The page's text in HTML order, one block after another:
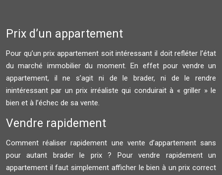
Prix d’un appartement
Pour qu’un prix appartement soit intéressant il doit refléter l’état
du marché immobilier du moment. En effet pour vendre un
appartement, il ne s’agit ni de le brader, ni de le rendre
inintéressant par un prix irréaliste qui conduirait à « griller » le
bien et à l’échec de sa vente.
Vendre rapidement
Comment réaliser rapidement une vente d’appartement sans
pour autant brader le prix ? Pour vendre rapidement un
appartement il faut simplement afficher le bien à un prix correct